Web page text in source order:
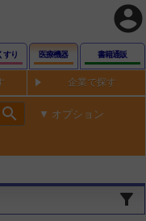
account_circle
すり 医療機器 書籍通販
企業で探す
search オプション